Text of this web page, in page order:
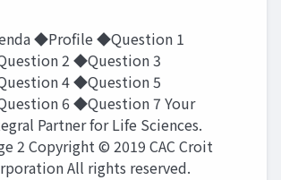
◆Profile ◆Question 1
2 ◆Question 3
4 ◆Question 5
6 ◆Question 7 Your
Partner for Life Sciences.
2 Copyright © 2019 CAC Croit
All rights reserved.